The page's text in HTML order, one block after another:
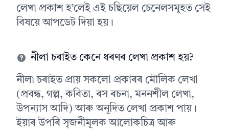
লেখা প্ৰকাশ হ’লেই এই চছিয়েল চেনেলসমূহত সেই
বিষয়ে আপডেট দিয়া হয়।
নীলা চৰাইত কেনে ধৰণৰ লেখা প্ৰকাশ হয়?
নীলা চৰাইত প্ৰায় সকলো প্ৰকাৰৰ মৌলিক লেখা
(প্ৰবন্ধ, গল্প, কবিতা, ৰস ৰচনা, মননশীল লেখা,
উপন্যাস আদি) আৰু অনূদিত লেখা প্ৰকাশ পায়।
ইয়াৰ উপৰি সৃজনীমূলক আলোকচিত্ৰ আৰু